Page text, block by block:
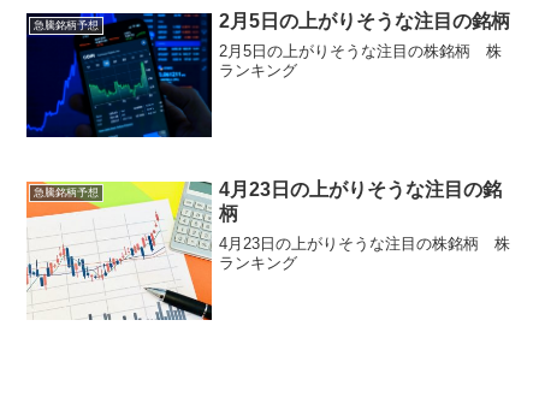
スダックが連日で史上最高値を更新した
好調な流れを素直に引...
急騰銘柄予想 2月5日の上がりそうな注目の銘柄
2月5日の上がりそうな注目の株銘柄 株
ランキング
急騰銘柄予想
4月23日の上がりそうな注目の銘
柄
4月23日の上がりそうな注目の株銘柄 株
ランキング